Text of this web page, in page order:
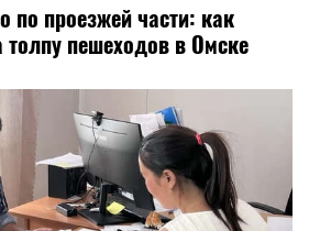
по проезжей части: как
толпу пешеходов в Омске